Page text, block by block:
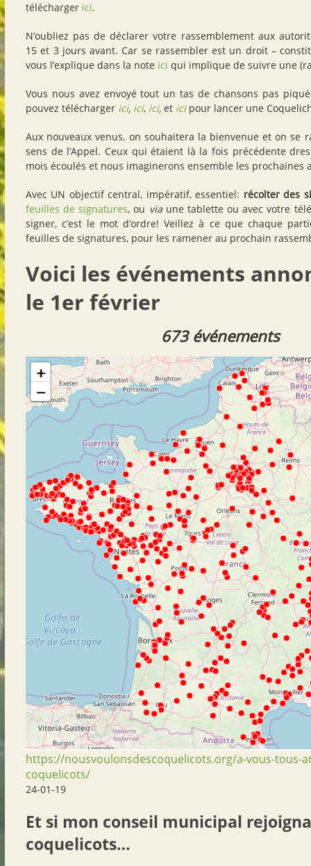
télécharger ici.
N’oubliez pas de déclarer votre rassemblement aux
15 et 3 jours avant. Car se rassembler est un droit –
vous l’explique dans la note ici qui implique de suivre une
Vous nous avez envoyé tout un tas de chansons pas
pouvez télécharger ici, ici, ici, et icipour lancer une
Aux nouveaux venus, on souhaitera la bienvenue et on se
sens de l’Appel. Ceux qui étaient là la fois précédente
mois écoulés et nous imaginerons ensemble les prochaines
Avec UN objectif central, impératif, essentiel: récolter des
feuilles de signatures, ou viaune tablette ou avec votre
signer, c’est le mot d’ordre! Veillez à ce que chaque
feuilles de signatures, pour les ramener au prochain
Voici les événements
le 1er février
673 événements
https://nousvoulonsdescoquelicots.org/a-vous-tous-
coquelicots/
24-01-19
Et si mon conseil municipal
coquelicots…